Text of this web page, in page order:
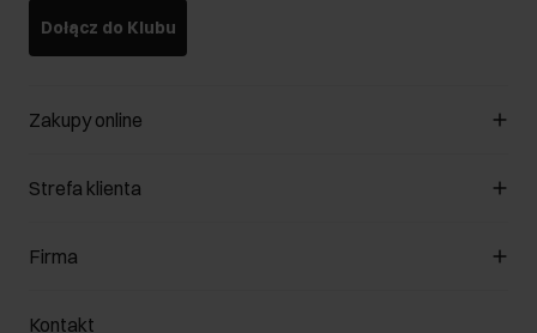
Dołącz do Klubu
Zakupy online
Zarządzaj cookies
Formy płatności
Jak dokonać zwrotu?
Strefa klienta
Klub Klienta
Firma
O nas
Kontakt